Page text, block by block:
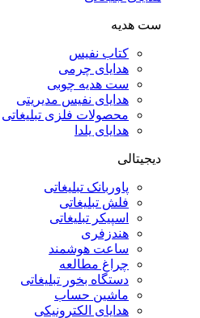
ست هدیه
کتاب نفیس
هدایای چرمی
ست هدیه چوبی
هدایای نفیس مدیریتی
محصولات فلزی تبلیغاتی
هدایای یلدا
دیجیتالی
پاوربانک تبلیغاتی
فلش تبلیغاتی
اسپیکر تبلیغاتی
هندزفری
ساعت هوشمند
چراغ مطالعه
دستگاه بخور تبلیغاتی
ماشین حساب
هدایای الکترونیکی